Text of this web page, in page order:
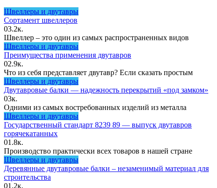
Швеллеры и двутавры
Сортамент швеллеров
03.2к.
Швеллер – это один из самых распространенных видов
Швеллеры и двутавры
Преимущества применения двутавров
02.9к.
Что из себя представляет двутавр? Если сказать простым
Швеллеры и двутавры
Двутавровые балки — надежность перекрытий «под замком»
03к.
Одними из самых востребованных изделий из металла
Швеллеры и двутавры
Государственный стандарт 8239 89 — выпуск двутавров
горячекатанных
01.8к.
Производство практически всех товаров в нашей стране
Швеллеры и двутавры
Деревянные двутавровые балки – незаменимый материал для
строительства
01.2к.